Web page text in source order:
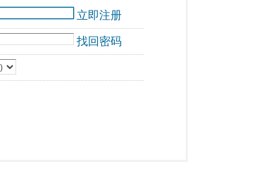
立即注册
找回密码